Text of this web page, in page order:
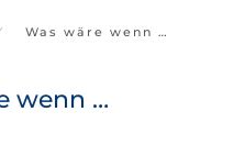
Was wäre wenn …
wenn …